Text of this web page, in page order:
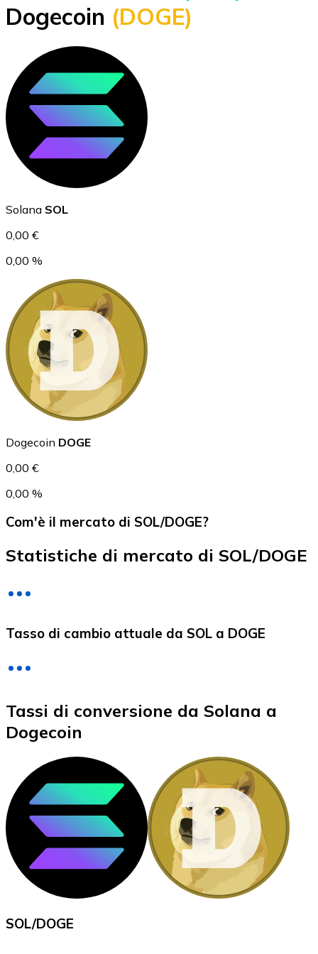
BTC
Ethereum
ETH
USD Coin
USDC
XRP
XRP
Dogecoin (DOGE)
Solana SOL
0,00 €
0,00 %
Dogecoin DOGE
0,00 €
0,00 %
Com'è il mercato di SOL/DOGE?
Statistiche di mercato di SOL/DOGE
Tasso di cambio attuale da SOL a DOGE
Tassi di conversione da Solana a
Dogecoin
SOL/DOGE